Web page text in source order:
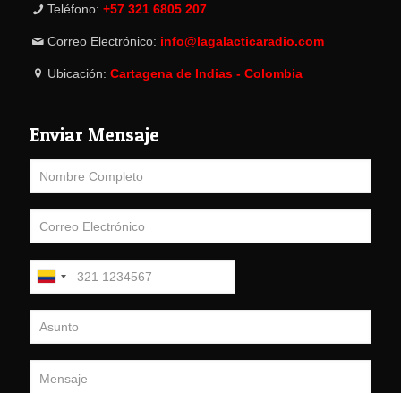
Teléfono: +57 321 6805 207
Correo Electrónico: info@lagalacticaradio.com
Ubicación: Cartagena de Indias - Colombia
Enviar Mensaje